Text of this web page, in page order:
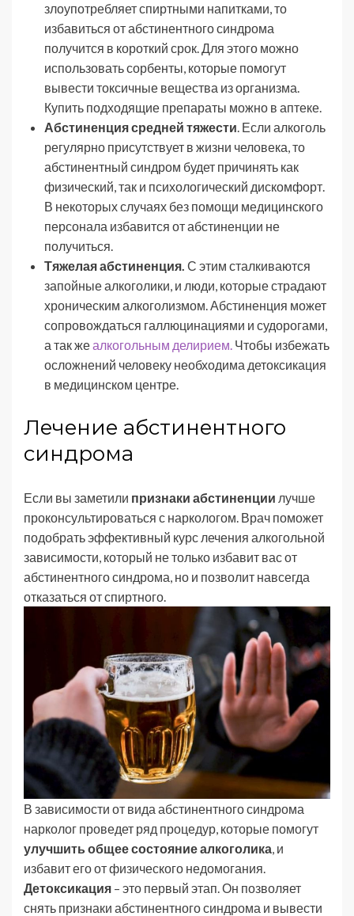
злоупотребляет спиртными напитками, то
избавиться от абстинентного синдрома
получится в короткий срок. Для этого можно
использовать сорбенты, которые помогут
вывести токсичные вещества из организма.
Купить подходящие препараты можно в аптеке.
Абстиненция средней тяжести. Если алкоголь
регулярно присутствует в жизни человека, то
абстинентный синдром будет причинять как
физический, так и психологический дискомфорт.
В некоторых случаях без помощи медицинского
персонала избавится от абстиненции не
получиться.
Тяжелая абстиненция. С этим сталкиваются
запойные алкоголики, и люди, которые страдают
хроническим алкоголизмом. Абстиненция может
сопровождаться галлюцинациями и судорогами,
а так жеалкогольным делирием. Чтобы избежать
осложнений человеку необходима детоксикация
в медицинском центре.
Лечение абстинентного
синдрома
Если вы заметили признаки абстиненции лучше
проконсультироваться с наркологом. Врач поможет
подобрать эффективный курс лечения алкогольной
зависимости, который не только избавит вас от
абстинентного синдрома, но и позволит навсегда
отказаться от спиртного.
В зависимости от вида абстинентного синдрома
нарколог проведет ряд процедур, которые помогут
улучшить общее состояние алкоголика, и
избавит его от физического недомогания.
Детоксикация – это первый этап. Он позволяет
снять признаки абстинентного синдрома и вывести